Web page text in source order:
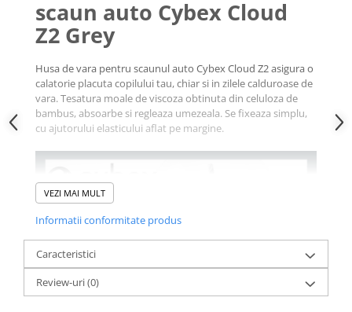
scaun auto Cybex Cloud
Z2 Grey
Husa de vara pentru scaunul auto Cybex Cloud Z2 asigura o
calatorie placuta copilului tau, chiar si in zilele calduroase de
vara. Tesatura moale de viscoza obtinuta din celuloza de
bambus, absoarbe si regleaza umezeala. Se fixeaza simplu,
cu ajutorului elasticului aflat pe margine.
VEZI MAI MULT
Informatii conformitate produs
Caracteristici
Review-uri(0)